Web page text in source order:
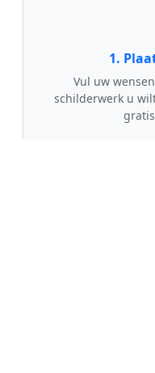
1.
Vul uw
schilderwerk u